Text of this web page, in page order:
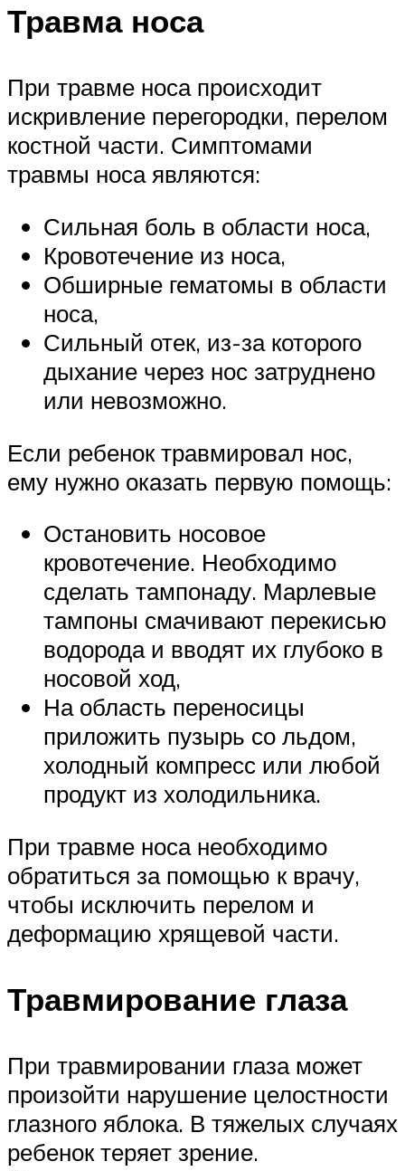
Травма носа
При травме носа происходит
искривление перегородки, перелом
костной части. Симптомами
травмы носа являются:
Сильная боль в области носа,
Кровотечение из носа,
Обширные гематомы в области
носа,
Сильный отек, из-за которого
дыхание через нос затруднено
или невозможно.
Если ребенок травмировал нос,
ему нужно оказать первую помощь:
Остановить носовое
кровотечение. Необходимо
сделать тампонаду. Марлевые
тампоны смачивают перекисью
водорода и вводят их глубоко в
носовой ход,
На область переносицы
приложить пузырь со льдом,
холодный компресс или любой
продукт из холодильника.
При травме носа необходимо
обратиться за помощью к врачу,
чтобы исключить перелом и
деформацию хрящевой части.
Травмирование глаза
При травмировании глаза может
произойти нарушение целостности
глазного яблока. В тяжелых случаях
ребенок теряет зрение.